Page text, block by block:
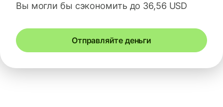
Вы могли бы сэкономить до 36,56 USD
Отправляйте деньги